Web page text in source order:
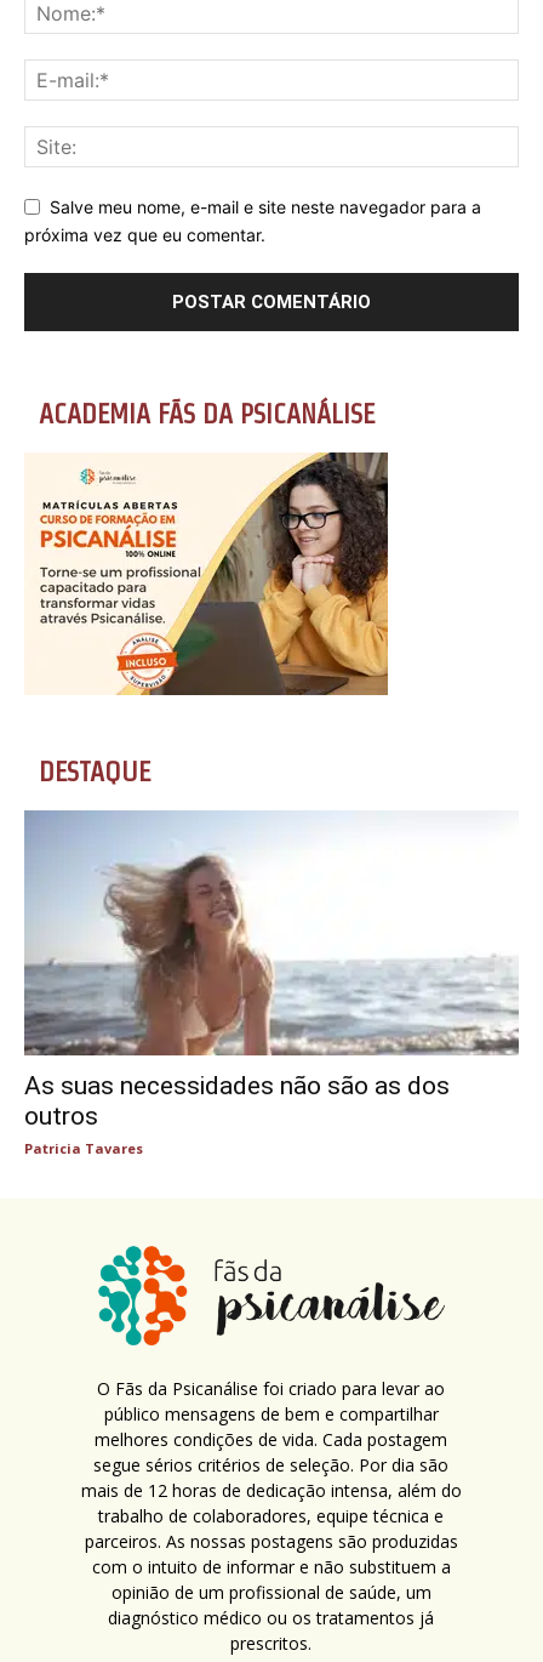
Salve meu nome, e-mail e site neste navegador para a
próxima vez que eu comentar.
ACADEMIA FÃS DA PSICANÁLISE
DESTAQUE
As suas necessidades não são as dos
outros
Patricia Tavares
O Fãs da Psicanálise foi criado para levar ao
público mensagens de bem e compartilhar
melhores condições de vida. Cada postagem
segue sérios critérios de seleção. Por dia são
mais de 12 horas de dedicação intensa, além do
trabalho de colaboradores, equipe técnica e
parceiros. As nossas postagens são produzidas
com o intuito de informar e não substituem a
opinião de um profissional de saúde, um
diagnóstico médico ou os tratamentos já
prescritos.